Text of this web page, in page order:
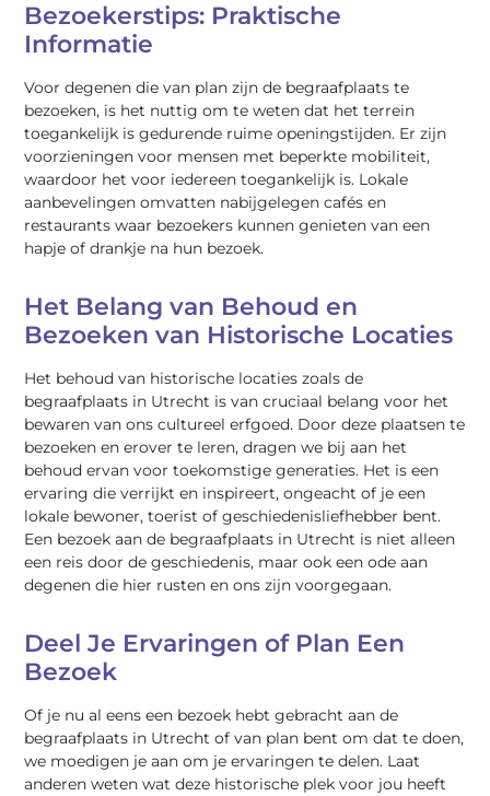
Bezoekerstips: Praktische
Informatie
Voor degenen die van plan zijn de begraafplaats te
bezoeken, is het nuttig om te weten dat het terrein
toegankelijk is gedurende ruime openingstijden. Er zijn
voorzieningen voor mensen met beperkte mobiliteit,
waardoor het voor iedereen toegankelijk is. Lokale
aanbevelingen omvatten nabijgelegen cafés en
restaurants waar bezoekers kunnen genieten van een
hapje of drankje na hun bezoek.
Het Belang van Behoud en
Bezoeken van Historische Locaties
Het behoud van historische locaties zoals de
begraafplaats in Utrecht is van cruciaal belang voor het
bewaren van ons cultureel erfgoed. Door deze plaatsen te
bezoeken en erover te leren, dragen we bij aan het
behoud ervan voor toekomstige generaties. Het is een
ervaring die verrijkt en inspireert, ongeacht of je een
lokale bewoner, toerist of geschiedenisliefhebber bent.
Een bezoek aan de begraafplaats in Utrecht is niet alleen
een reis door de geschiedenis, maar ook een ode aan
degenen die hier rusten en ons zijn voorgegaan.
Deel Je Ervaringen of Plan Een
Bezoek
Of je nu al eens een bezoek hebt gebracht aan de
begraafplaats in Utrecht of van plan bent om dat te doen,
we moedigen je aan om je ervaringen te delen. Laat
anderen weten wat deze historische plek voor jou heeft